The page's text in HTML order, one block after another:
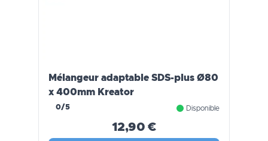
Mélangeur adaptable SDS-plus Ø80
x 400mm Kreator
0/5 Disponible
12,90 €